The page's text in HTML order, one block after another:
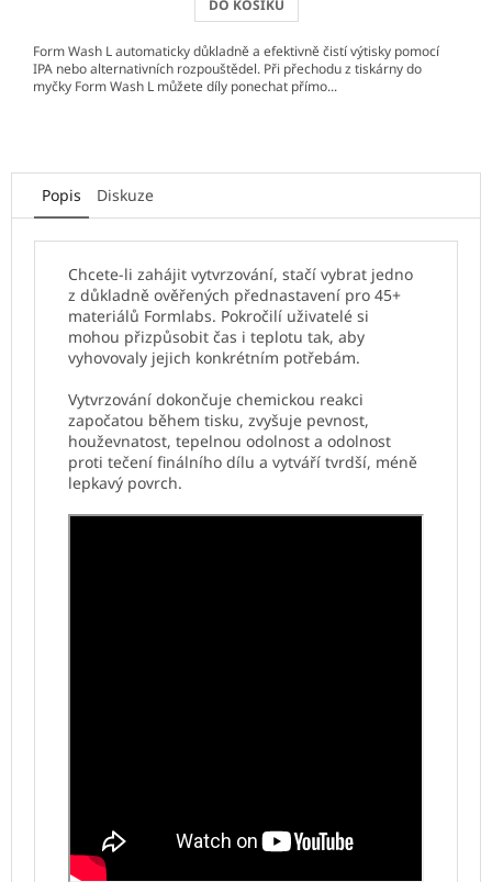
DO KOŠÍKU
Form Wash L automaticky důkladně a efektivně čistí výtisky pomocí
IPA nebo alternativních rozpouštědel. Při přechodu z tiskárny do
myčky Form Wash L můžete díly ponechat přímo...
Popis Diskuze
Chcete-li zahájit vytvrzování, stačí vybrat jedno
z důkladně ověřených přednastavení pro 45+
materiálů Formlabs. Pokročilí uživatelé si
mohou přizpůsobit čas i teplotu tak, aby
vyhovovaly jejich konkrétním potřebám.
Vytvrzování dokončuje chemickou reakci
započatou během tisku, zvyšuje pevnost,
houževnatost, tepelnou odolnost a odolnost
proti tečení finálního dílu a vytváří tvrdší, méně
lepkavý povrch.